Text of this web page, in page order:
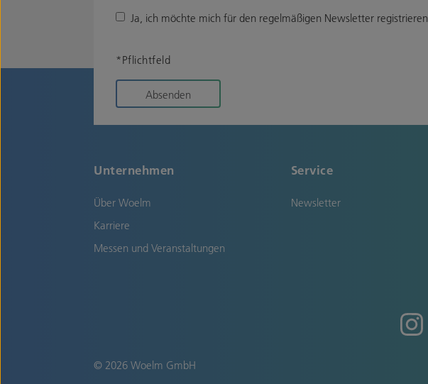
Ja, ich möchte mich für den regelmäßigen Newsletter registrieren.
*Pflichtfeld
Absenden
Unternehmen
Über Woelm
Karriere
Messen und Veranstaltungen
Service
Newsletter
© 2026 Woelm GmbH